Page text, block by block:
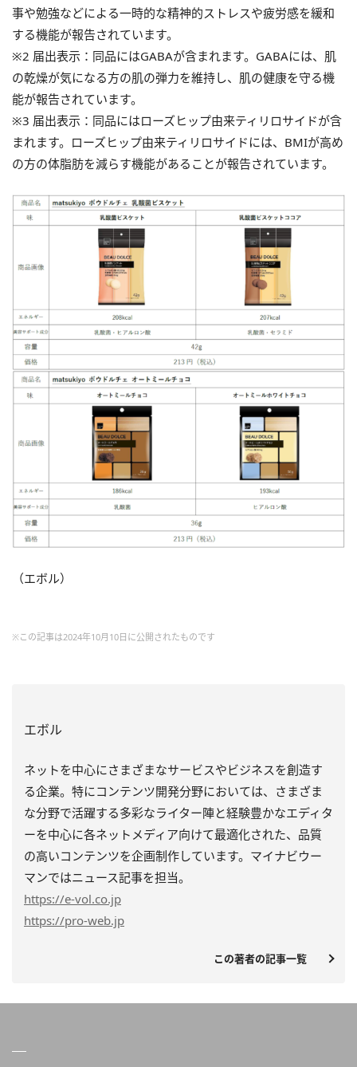
事や勉強などによる一時的な精神的ストレスや疲労感を緩和
する機能が報告されています。
※2 届出表示：同品にはGABAが含まれます。GABAには、肌
の乾燥が気になる方の肌の弾力を維持し、肌の健康を守る機
能が報告されています。
※3 届出表示：同品にはローズヒップ由来ティリロサイドが含
まれます。ローズヒップ由来ティリロサイドには、BMIが高め
の方の体脂肪を減らす機能があることが報告されています。
（エボル）
※この記事は2024年10月10日に公開されたものです
エボル
ネットを中心にさまざまなサービスやビジネスを創造す
る企業。特にコンテンツ開発分野においては、さまざま
な分野で活躍する多彩なライター陣と経験豊かなエディタ
ーを中心に各ネットメディア向けて最適化された、品質
の高いコンテンツを企画制作しています。マイナビウー
マンではニュース記事を担当。
https://e-vol.co.jp
https://pro-web.jp
この著者の記事一覧